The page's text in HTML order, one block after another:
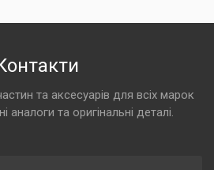
та аксесуарів для всіх марок
аналоги та оригінальні деталі.